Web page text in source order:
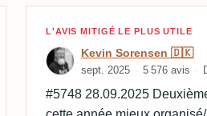
Avis de Kevin
L'AVIS MITIGÉ LE PLUS UTILE
Kevin Sorensen 🇩🇰
sept. 2025 5 576 avis
#5748 28.09.2025